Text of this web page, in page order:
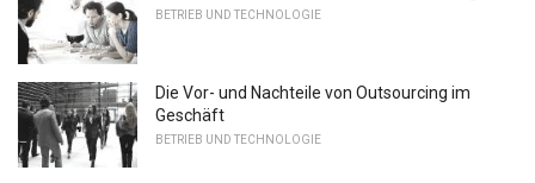
BETRIEB UND TECHNOLOGIE
Die Vor- und Nachteile von Outsourcing im
Geschäft
BETRIEB UND TECHNOLOGIE